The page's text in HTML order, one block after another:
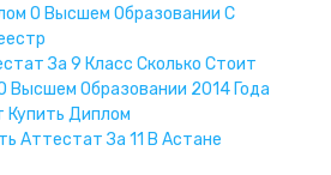
О Высшем Образовании С
За 9 Класс Сколько Стоит
Высшем Образовании 2014 Года
Купить Диплом
Аттестат За 11 В Астане